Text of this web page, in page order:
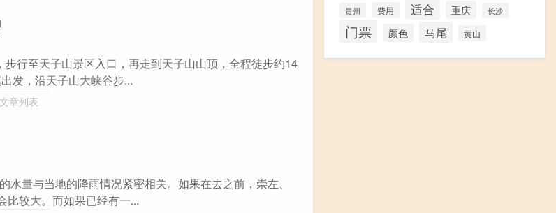
行至天子山景区入口，再走到天子山山顶，全程徒步约14
发，沿天子山大峡谷步...
文章列表
水量与当地的降雨情况紧密相关。如果在去之前，崇左、
比较大。而如果已经有一...
贵州 费用 适合 重庆 长沙
门票 颜色 马尾 黄山